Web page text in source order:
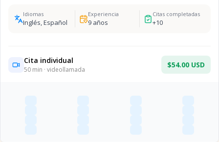
Idiomas
Inglés, Español
Experiencia
9años
Citas completadas
+10
Cita individual
50 min · videollamada
$54.00 USD